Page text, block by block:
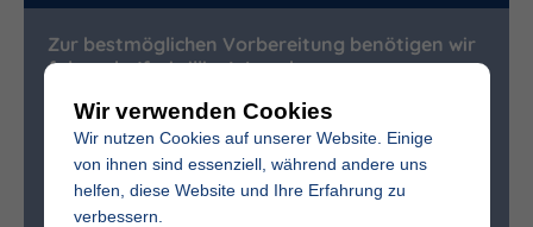
Zur bestmöglichen Vorbereitung benötigen wir
folgende (freiwillige) Angaben:
Vollständiger Name des Verstorbenen
Sterbedatum
Wir verwenden Cookies
Wir nutzen Cookies auf unserer Website. Einige
von ihnen sind essenziell, während andere uns
helfen, diese Website und Ihre Erfahrung zu
verbessern.